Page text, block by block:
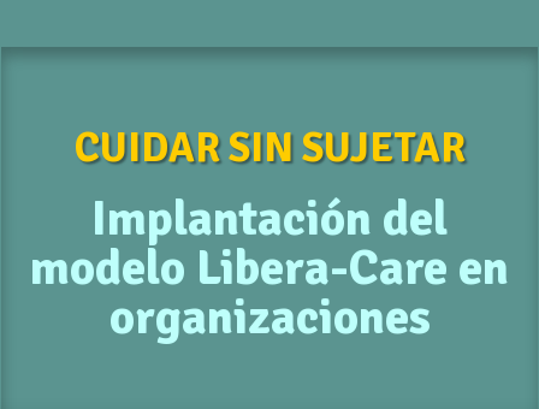
CUIDAR SIN SUJETAR
Implantación del
modelo Libera-Care en
organizaciones